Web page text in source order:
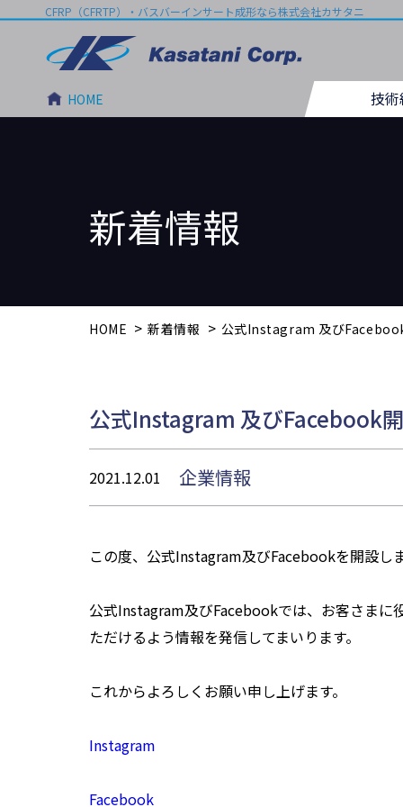
content
CFRP（CFRTP）・バスバーインサート成形なら株式会社カサタニ
HOME 技
新着情報
HOME > 新着情報 > 公式Instagram 及び
公式Instagram 及びFacebook
2021.12.01 企業情報
この度、公式Instagram及びFacebookを開設し
公式Instagram及びFacebookでは、お客さまに
ただけるよう情報を発信してまいります。
これからよろしくお願い申し上げます。
Instagram
Facebook